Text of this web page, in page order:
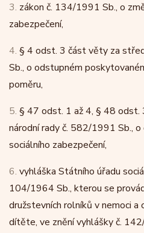
3. zákon č. 134/1991 Sb., o
zabezpečení,
4. § 4 odst. 3 část věty za
Sb., o odstupném
poměru,
5. § 47 odst. 1 až 4, § 48 odst.
národní rady č. 582/1991 Sb., o
sociálního zabezpečení,
6. vyhláška Státního úřadu
104/1964 Sb., kterou se
družstevních rolníků v nemoci a
dítěte, ve znění vyhlášky č.